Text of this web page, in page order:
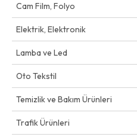
Cam Film, Folyo
Elektrik, Elektronik
Lamba ve Led
Oto Tekstil
Temizlik ve Bakım Ürünleri
Trafik Ürünleri